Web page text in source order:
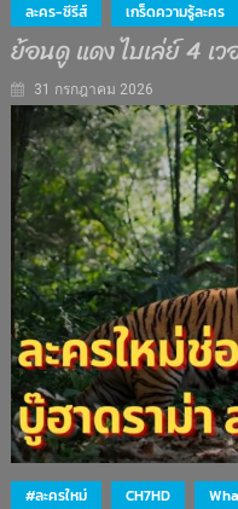
ละคร-ซีรีส์
เกร็ดความรู้ละคร
ย้อนดู แดง ไบเล่ย์ 4 เ
31 กรกฎาคม 2026
#ละครใหม่ CH7HD